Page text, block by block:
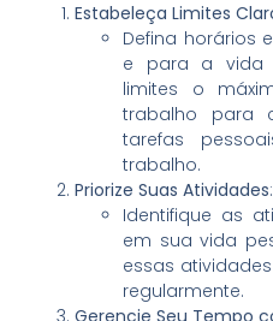
Estabeleça Limites
Defina horários
e para a vida
limites o
trabalho para
tarefas
trabalho.
Priorize Suas Atividades:
Identifique as
em sua vida
essas
regularmente.